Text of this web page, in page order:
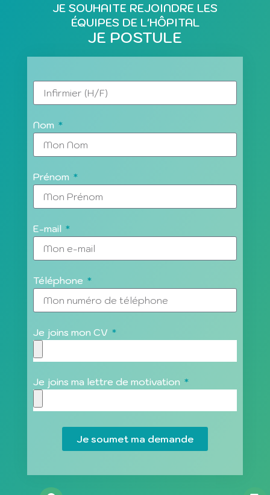
JE SOUHAITE REJOINDRE LES
ÉQUIPES DE L'HÔPITAL
JE POSTULE
Nom
Prénom
E-mail
Téléphone
Je joins mon CV
Je joins ma lettre de motivation
Je soumet ma demande